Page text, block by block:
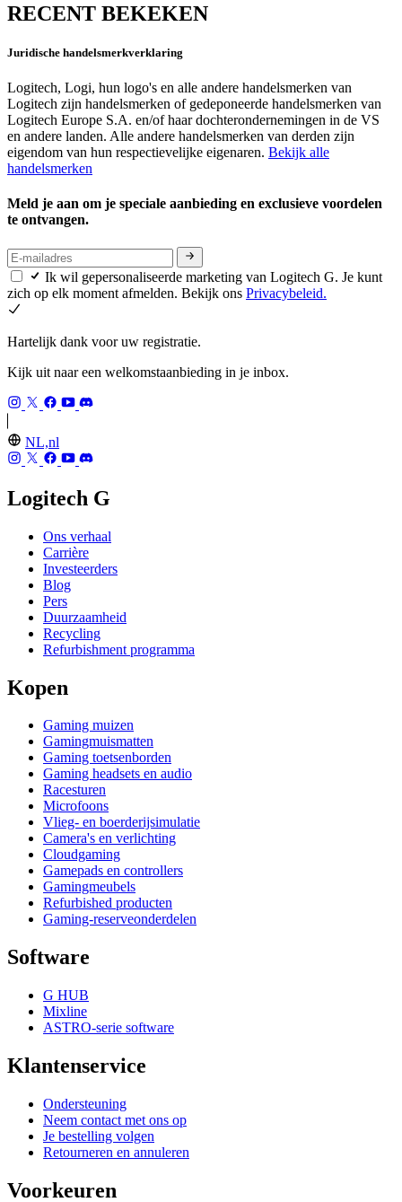
RECENT BEKEKEN
Juridische handelsmerkverklaring
Logitech, Logi, hun logo's en alle andere handelsmerken van
Logitech zijn handelsmerken of gedeponeerde handelsmerken van
Logitech Europe S.A. en/of haar dochterondernemingen in de VS
en andere landen. Alle andere handelsmerken van derden zijn
eigendom van hun respectievelijke eigenaren. Bekijk alle
handelsmerken
Meld je aan om je speciale aanbieding en exclusieve voordelen
te ontvangen.
Ik wil gepersonaliseerde marketing van Logitech G. Je kunt
zich op elk moment afmelden. Bekijk ons Privacybeleid.
Hartelijk dank voor uw registratie.
Kijk uit naar een welkomstaanbieding in je inbox.
NL,nl
Logitech G
Ons verhaal
Carrière
Investeerders
Blog
Pers
Duurzaamheid
Recycling
Refurbishment programma
Kopen
Gaming muizen
Gamingmuismatten
Gaming toetsenborden
Gaming headsets en audio
Racesturen
Microfoons
Vlieg- en boerderijsimulatie
Camera's en verlichting
Cloudgaming
Gamepads en controllers
Gamingmeubels
Refurbished producten
Gaming-reserveonderdelen
Software
G HUB
Mixline
ASTRO-serie software
Klantenservice
Ondersteuning
Neem contact met ons op
Je bestelling volgen
Retourneren en annuleren
Voorkeuren